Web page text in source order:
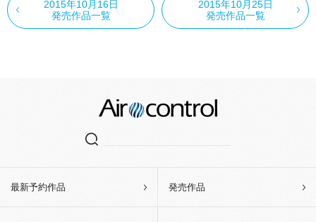
2015年10月16日
発売作品一覧
2015年10月25日
発売作品一覧
最新予約作品 発売作品